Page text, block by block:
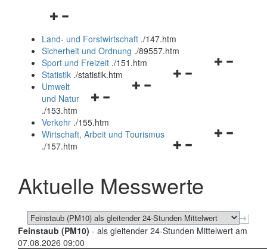
Navigationsmenü
und
schließen
Land- und Forstwirtschaft ./147.htm
Sicherheit und Ordnung ./89557.htm
Navigationsmenü
Sport und Freizeit ./151.htm
Navigationsmenü
Statistik ./statistik.htm
Navigationsmenü
und
schließen
Umwelt
und Natur
./153.htm
Verkehr ./155.htm
Navigationsmenü
schließen
Wirtschaft, Arbeit und Tourismus
./157.htm
Aktuelle Messwerte
Feinstaub (PM10) - als gleitender 24-Stunden Mittelwert am
07.08.2026 09:00